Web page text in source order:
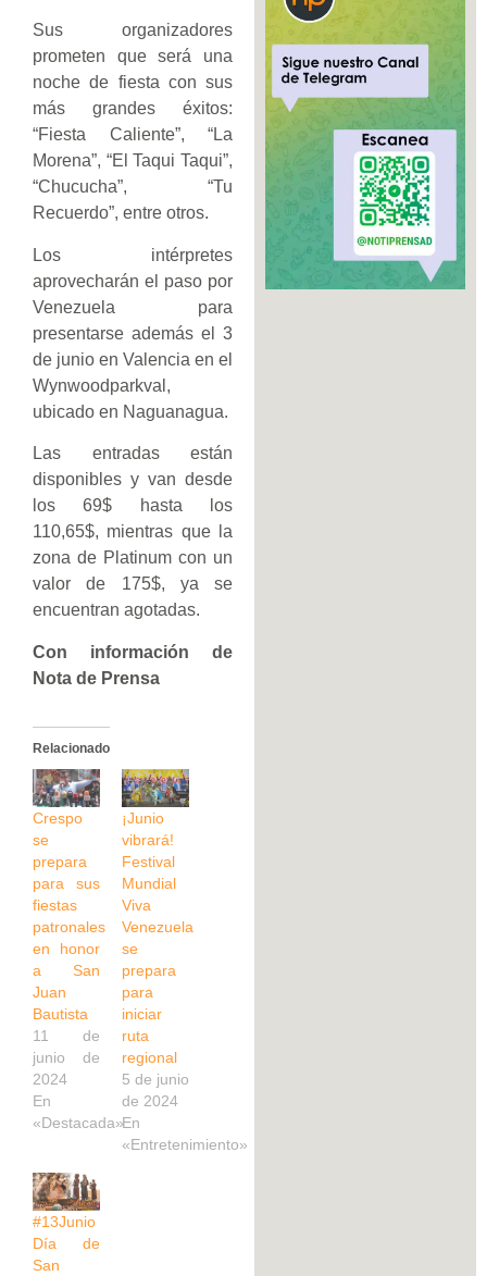
Sus organizadores
prometen que será una
noche de fiesta con sus
más grandes éxitos:
“Fiesta Caliente”, “La
Morena”, “El Taqui Taqui”,
“Chucucha”, “Tu
Recuerdo”, entre otros.
Los intérpretes
aprovecharán el paso por
Venezuela para
presentarse además el 3
de junio en Valencia en el
Wynwoodparkval,
ubicado en Naguanagua.
Las entradas están
disponibles y van desde
los 69$ hasta los
110,65$, mientras que la
zona de Platinum con un
valor de 175$, ya se
encuentran agotadas.
Con información de
Nota de Prensa
Relacionado
Crespo
se
prepara
para sus
fiestas
patronales
en honor
a San
Juan
Bautista
11 de
junio de
2024
En
«Destacada»
¡Junio
vibrará!
Festival
Mundial
Viva
Venezuela
se
prepara
para
iniciar
ruta
regional
5 de junio
de 2024
En
«Entretenimiento»
#13Junio
Día de
San